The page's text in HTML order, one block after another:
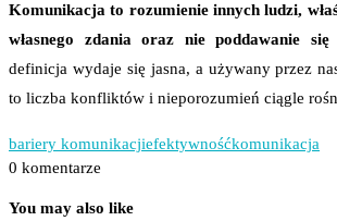
Komunikacja to rozumienie innych ludzi,
własnego zdania oraz nie poddawanie się
definicja wydaje się jasna, a używany przez
to liczba konfliktów i nieporozumień ciągle
bariery komunikacjiefektywnośćkomunikacja
0 komentarze
You may also like